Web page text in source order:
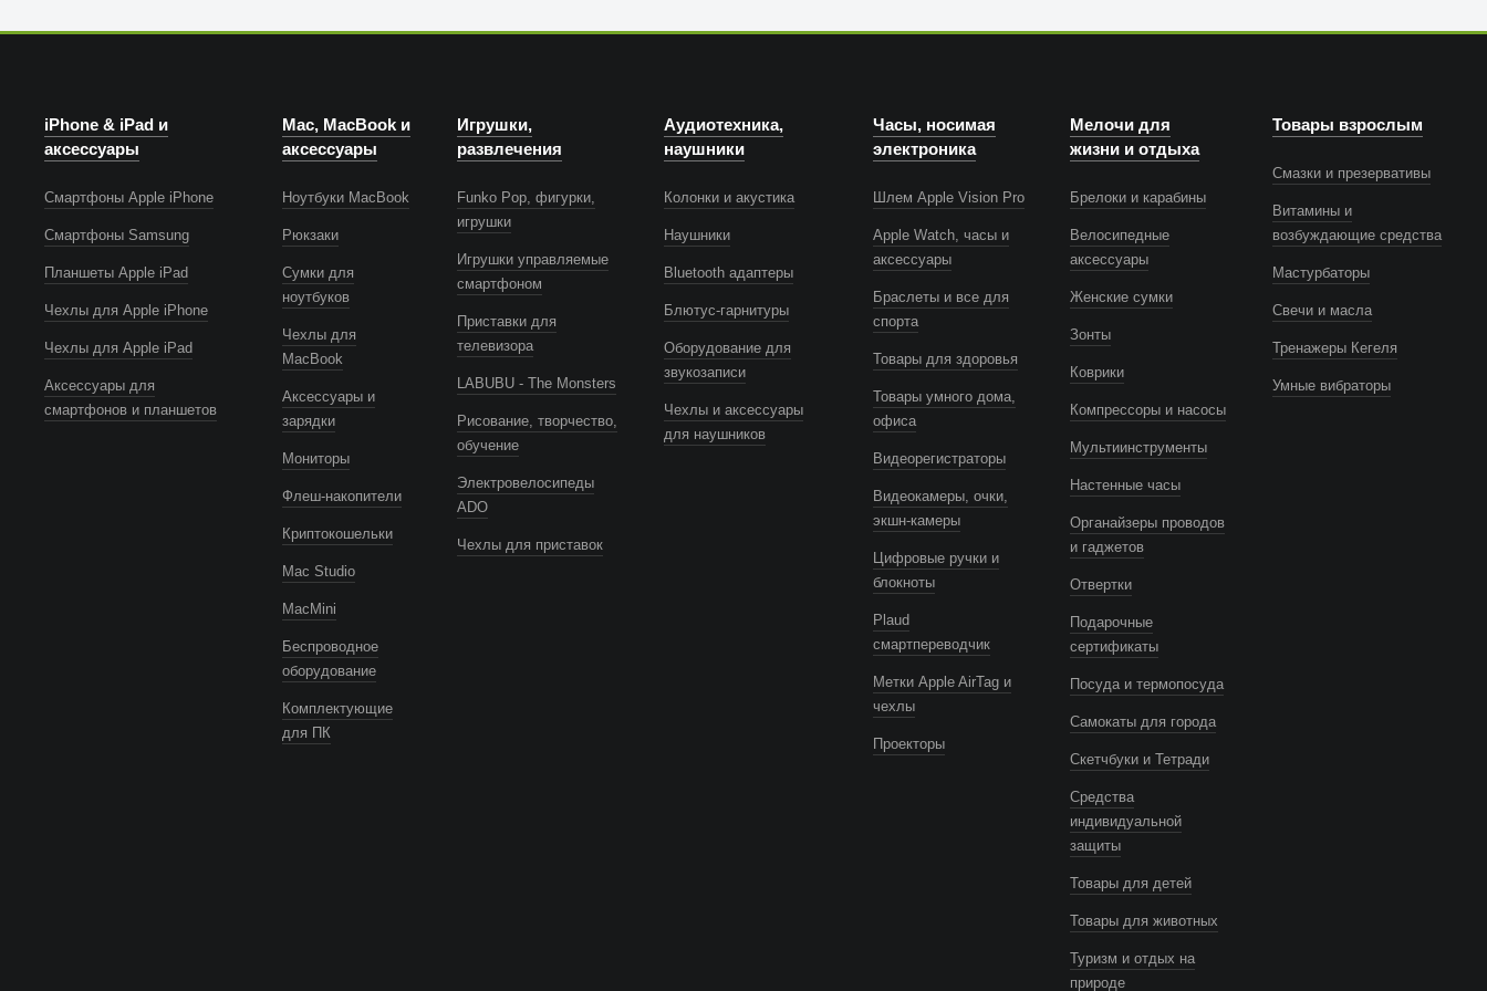
iPhone & iPad и
аксессуары
Смартфоны Apple iPhone
Смартфоны Samsung
Планшеты Apple iPad
Чехлы для Apple iPhone
Чехлы для Apple iPad
Аксессуары для
смартфонов и планшетов
Mac, MacBook и
аксессуары
Ноутбуки MacBook
Рюкзаки
Сумки для
ноутбуков
Чехлы для
MacBook
Аксессуары и
зарядки
Мониторы
Флеш-накопители
Криптокошельки
Mac Studio
MacMini
Беспроводное
оборудование
Комплектующие
для ПК
Игрушки,
развлечения
Funko Pop, фигурки,
игрушки
Игрушки управляемые
смартфоном
Приставки для
телевизора
LABUBU - The Monsters
Рисование, творчество,
обучение
Электровелосипеды
ADO
Чехлы для приставок
Аудиотехника,
наушники
Колонки и акустика
Наушники
Bluetooth адаптеры
Блютус-гарнитуры
Оборудование для
звукозаписи
Чехлы и аксессуары
для наушников
Часы, носимая
электроника
Шлем Apple Vision Pro
Apple Watch, часы и
аксессуары
Браслеты и все для
спорта
Товары для здоровья
Товары умного дома,
офиса
Видеорегистраторы
Видеокамеры, очки,
экшн-камеры
Цифровые ручки и
блокноты
Plaud
смартпереводчик
Метки Apple AirTag и
чехлы
Проекторы
Мелочи для
жизни и отдыха
Брелоки и карабины
Велосипедные
аксессуары
Женские сумки
Зонты
Коврики
Компрессоры и насосы
Мультиинструменты
Настенные часы
Органайзеры проводов
и гаджетов
Отвертки
Подарочные
сертификаты
Посуда и термопосуда
Самокаты для города
Скетчбуки и Тетради
Средства
индивидуальной
защиты
Товары для детей
Товары для животных
Туризм и отдых на
природе
Товары взрослым
Смазки и презервативы
Витамины и
возбуждающие средства
Мастурбаторы
Свечи и масла
Тренажеры Кегеля
Умные вибраторы